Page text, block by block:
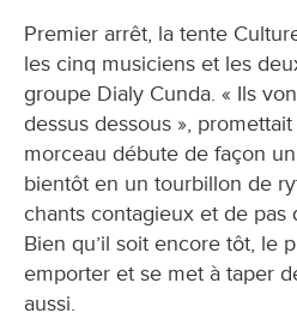
Premier arrêt, la tente
les cinq musiciens et les
groupe Dialy Cunda. « Ils
dessus dessous »,
morceau débute de façon
bientôt en un tourbillon de
chants contagieux et de pas
Bien qu’il soit encore tôt, le
emporter et se met à taper
aussi.